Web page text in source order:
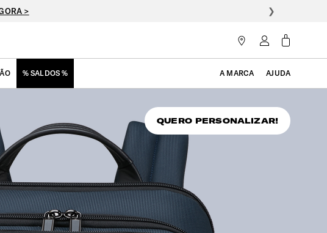
> ❯
% SALDOS % A MARCA AJUDA
QUERO PERSONALIZAR!